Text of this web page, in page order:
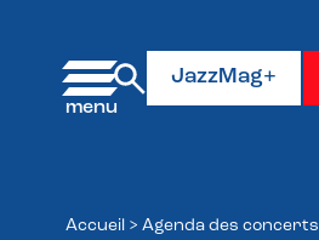
JazzMag+
Accueil > Agenda des concerts